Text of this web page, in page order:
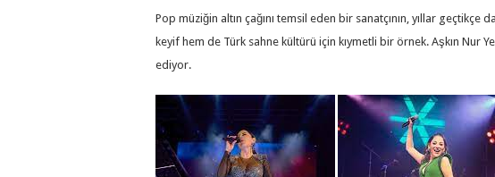
Pop müziğin altın çağını temsil eden bir sanatçının, yıllar
keyif hem de Türk sahne kültürü için kıymetli bir örnek. Aşkın Nur
ediyor.